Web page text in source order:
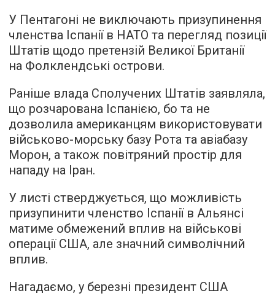
У Пентагоні не виключають призупинення
членства Іспанії в НАТО та перегляд позиції
Штатів щодо претензій Великої Британії
на Фолклендські острови.
Раніше влада Сполучених Штатів заявляла,
що розчарована Іспанією, бо та не
дозволила американцям використовувати
військово-морську базу Рота та авіабазу
Морон, а також повітряний простір для
нападу на Іран.
У листі стверджується, що можливість
призупинити членство Іспанії в Альянсі
матиме обмежений вплив на військові
операції США, але значний символічний
вплив.
Нагадаємо, у березні президент США